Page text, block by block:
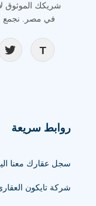
شريكك الموثوق
في مصر. نجمع
روابط سريعة
سجل عقارك معنا
شركة تايكون